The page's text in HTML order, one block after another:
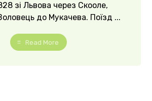
зі Львова через Скооле,
до Мукачева. Поїзд ...
Read More